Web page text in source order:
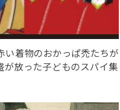
着物のおかっぱ禿たちが
が放った子どものスパイ集